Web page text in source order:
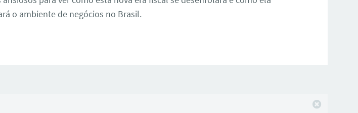
o ambiente de negócios no Brasil.